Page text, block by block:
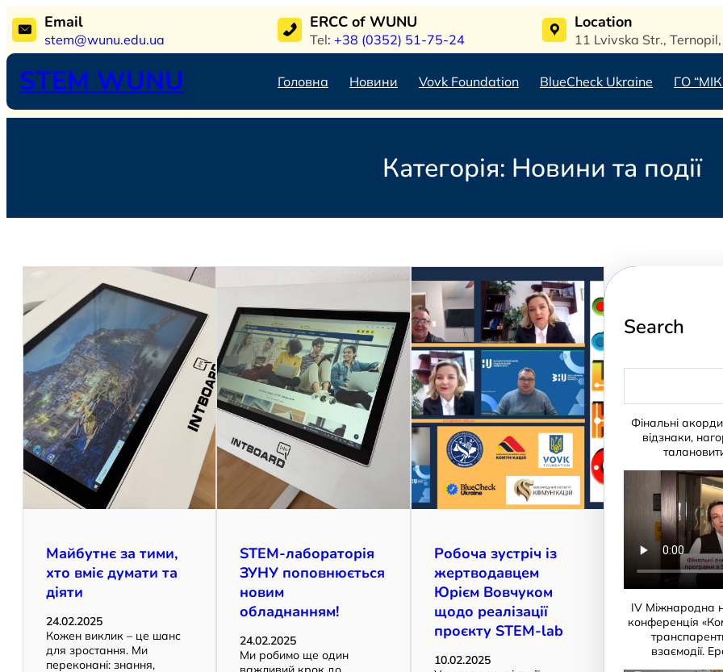
Перейти
до
вмісту
Email
stem@wunu.edu.ua
ERCC of WUNU
Tel: +38 (0352) 51-75-24
Location
11 Lvivska Str.,
STEM WUNU Головна Новини Vovk Foundation BlueCheck Ukraine ГО
Категорія: Новини та події
Майбутнє за тими,
хто вміє думати та
діяти
24.02.2025
Кожен виклик – це шанс
для зростання. Ми
переконані: знання,
STEM-лабораторія
ЗУНУ поповнюється
новим
обладнанням!
24.02.2025
Ми робимо ще один
Робоча зустріч із
жертводавцем
Юрієм Вовчуком
щодо реалізації
проєкту STEM-lab
10.02.2025
Search
a
Фінальні
відзнаки,
IV Міжнародна
конференція
взаємодії.